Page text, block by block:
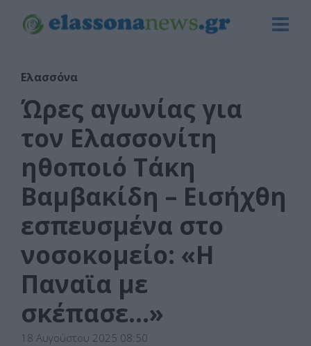
Ελασσόνα
Ώρες αγωνίας για
τον Ελασσονίτη
ηθοποιό Τάκη
Βαμβακίδη – Εισήχθη
εσπευσμένα στο
νοσοκομείο: «Η
Παναϊα με
σκέπασε…»
18 Αυγούστου 2025 08:50